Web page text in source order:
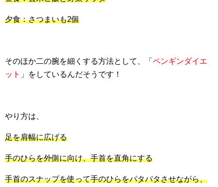
夕食：さつまいも2個
そのほか二の腕を細くする方法として、「 ペンギンダイエ
ット 」をしているんだそうです！
やり方は、
足を肩幅に広げる
手のひらを外側に向け、手首を直角にする
手首のスナップを使って手のひらをパタパタさせながら、